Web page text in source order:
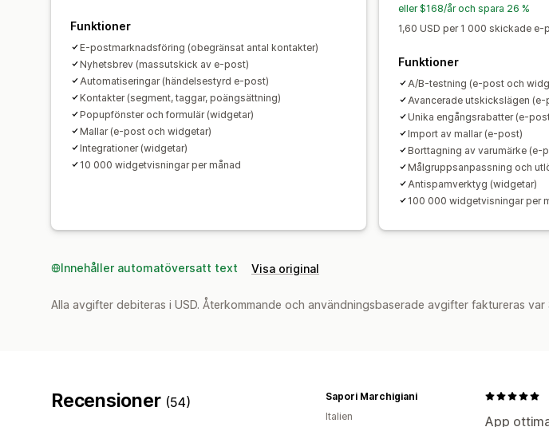
Funktioner
E-postmarknadsföring (obegränsat antal kontakter)
Nyhetsbrev (massutskick av e-post)
Automatiseringar (händelsestyrd e-post)
Kontakter (segment, taggar, poängsättning)
Popupfönster och formulär (widgetar)
Mallar (e-post och widgetar)
Integrationer (widgetar)
10 000 widgetvisningar per månad
eller $168/år och spara 26 %
1,60 USD per 1 000 skickade
Funktioner
A/B-testning (e-post och
Avancerade utskickslägen (e-
Unika engångsrabatter (e-
Import av mallar (e-post)
Borttagning av varumärke (e-
Målgruppsanpassning och
Antispamverktyg (widgetar)
100 000 widgetvisningar per
Innehåller automatöversatt text Visa original
Alla avgifter debiteras i USD. Återkommande och användningsbaserade avgifter faktureras var
Recensioner (54)
App
Sapori Marchigiani
Italien